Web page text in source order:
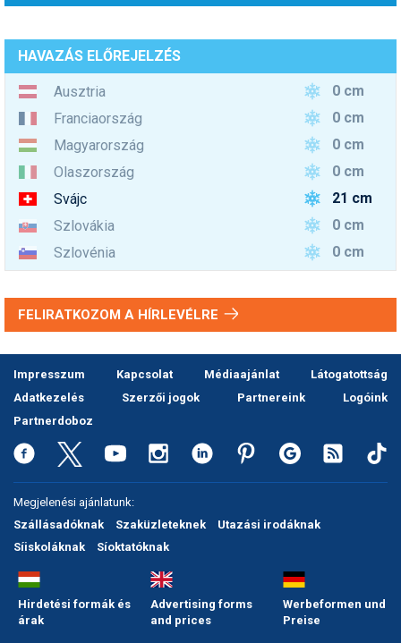
HAVAZÁS ELŐREJELZÉS
Ausztria
0 cm
Franciaország
0 cm
Magyarország
0 cm
Olaszország
0 cm
Svájc
21 cm
Szlovákia
0 cm
Szlovénia
0 cm
FELIRATKOZOM A HÍRLEVÉLRE
Impresszum Kapcsolat Médiaajánlat
Látogatottság
Adatkezelés
Szerzői jogok Partnereink
Logóink
Partnerdoboz
Megjelenési ajánlatunk:
Szállásadóknak
Szaküzleteknek
Utazási irodáknak
Síiskoláknak
Síoktatóknak
Hirdetési formák és
árak
Advertising forms
and prices
Werbeformen und
Preise